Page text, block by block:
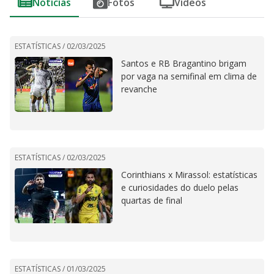
ESTATÍSTICAS / 02/03/2025
Santos e RB Bragantino brigam
por vaga na semifinal em clima de
revanche
ESTATÍSTICAS / 02/03/2025
Corinthians x Mirassol: estatísticas
e curiosidades do duelo pelas
quartas de final
ESTATÍSTICAS / 01/03/2025